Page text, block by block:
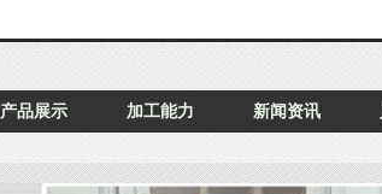
产品展示 加工能力 新闻资讯